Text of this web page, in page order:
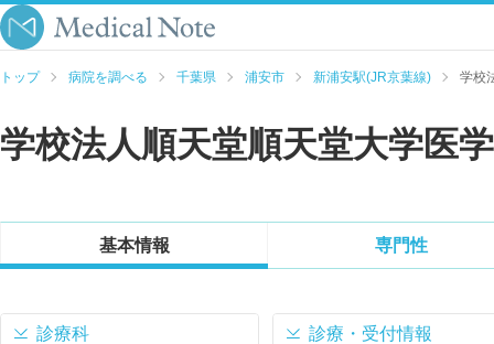
トップ 病院を調べる 千葉県 浦安市 新浦安駅(JR京葉線) 学校
学校法人順天堂順天堂大学医
基本情報 専門性
診療科 診療・受付情報